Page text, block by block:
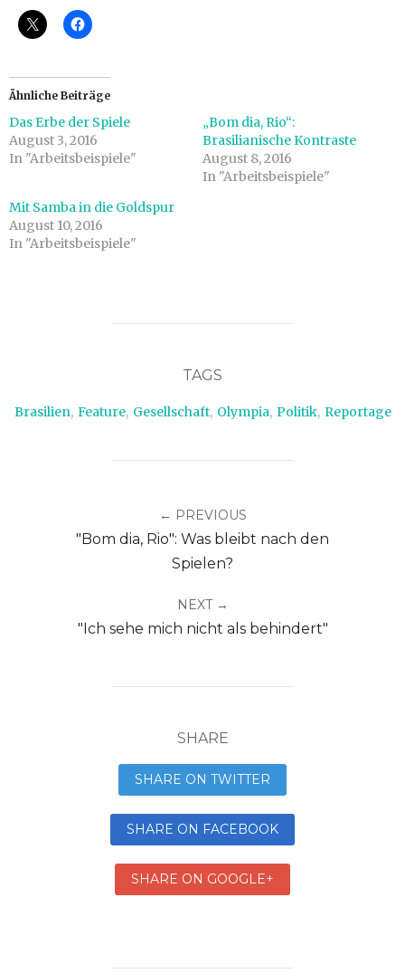
Ähnliche Beiträge
Das Erbe der Spiele
August 3, 2016
In "Arbeitsbeispiele"
„Bom dia, Rio“:
Brasilianische Kontraste
August 8, 2016
In "Arbeitsbeispiele"
Mit Samba in die Goldspur
August 10, 2016
In "Arbeitsbeispiele"
TAGS
Brasilien, Feature, Gesellschaft, Olympia, Politik, Reportage
← PREVIOUS
"Bom dia, Rio": Was bleibt nach den
Spielen?
NEXT →
"Ich sehe mich nicht als behindert"
SHARE
SHARE ON TWITTER
SHARE ON FACEBOOK
SHARE ON GOOGLE+